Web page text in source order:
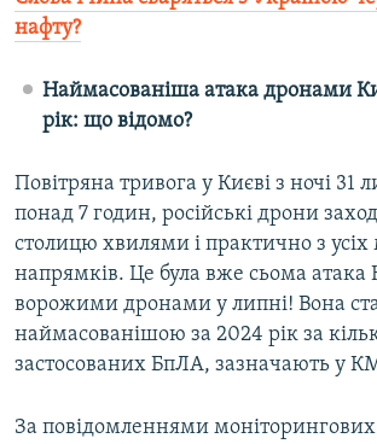
нафту?
Наймасованіша атака дронами
рік: що відомо?
Повітряна тривога у Києві з ночі 31
понад 7 годин, російські дрони
столицю хвилями і практично з
напрямків. Це була вже сьома атака
ворожими дронами у липні! Вона
наймасованішою за 2024 рік за
застосованих БпЛА, зазначають у
За повідомленнями моніторингових